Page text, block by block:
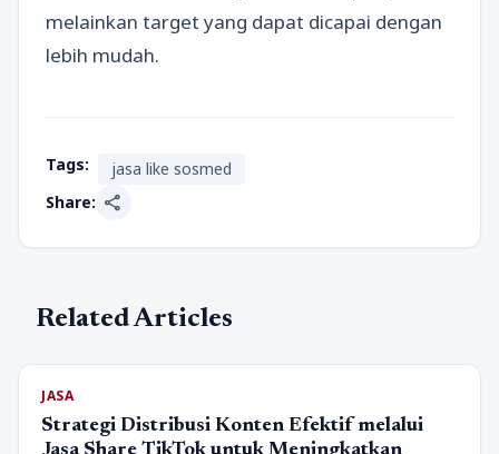
melainkan target yang dapat dicapai dengan
lebih mudah.
Tags:
jasa like sosmed
Share: share
Related Articles
JASA
Strategi Distribusi Konten Efektif melalui